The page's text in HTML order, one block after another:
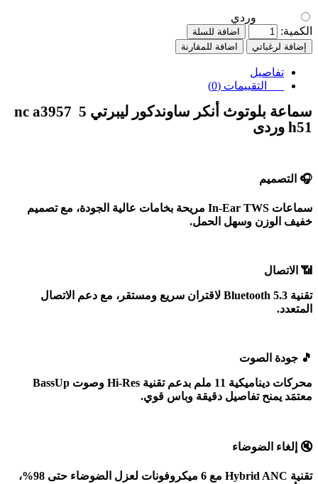
وردي
الكمية:
اضافة للسلة
إضافة لرغباتي
اضافة للمقارنة
تفاصيل
التقييمات (0)
سماعة بلوتوث أنكر ساوندكور ليبرتي 5
nc a3957
h51 وردى
🎧 التصميم
سماعات In-Ear TWS مريحة بخامات عالية الجودة، مع تصميم
خفيف الوزن وسهل الحمل.
📶 الاتصال
تقنية Bluetooth 5.3 لاقتران سريع ومستقر، مع دعم الاتصال
المتعدد.
🎵 جودة الصوت
محركات ديناميكية 11 ملم بدعم تقنية BassUp وصوت Hi-Res
معتمَد يمنح تفاصيل دقيقة وباس قوي.
🔇 إلغاء الضوضاء
تقنية Hybrid ANC
مع 6 ميكروفونات لعزل الضوضاء حتى 98%،